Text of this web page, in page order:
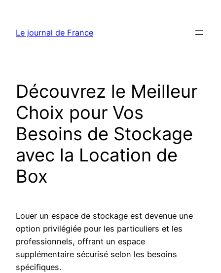
contenu
Le journal de France
Découvrez le Meilleur
Choix pour Vos
Besoins de Stockage
avec la Location de
Box
Louer un espace de stockage est devenue une
option privilégiée pour les particuliers et les
professionnels, offrant un espace
supplémentaire sécurisé selon les besoins
spécifiques.